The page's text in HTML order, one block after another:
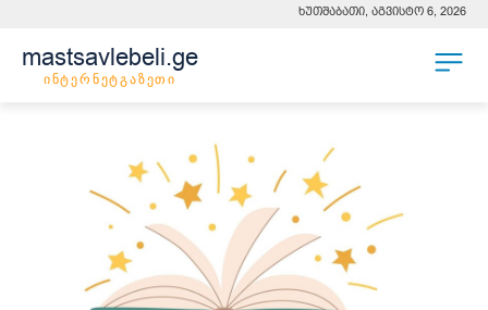
ხუთშაბათი, აგვისტო 6, 2026
mastsavlebeli.ge
ინტერნეტგაზეთი